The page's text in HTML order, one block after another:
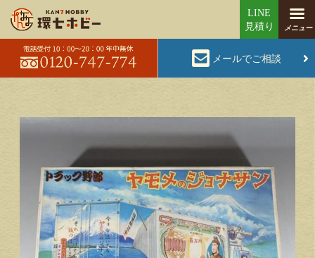
メールでご相談